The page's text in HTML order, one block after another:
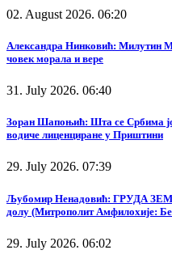
02. August 2026. 06:20
Александра Нинковић: Милутин
човек морала и вере
31. July 2026. 06:40
Зоран Шапоњић: Шта се Србима
водиче лиценциране у Приштини
29. July 2026. 07:39
Љубомир Ненадовић: ГРУДА
долу (Митрополит Амфилохије:
29. July 2026. 06:02